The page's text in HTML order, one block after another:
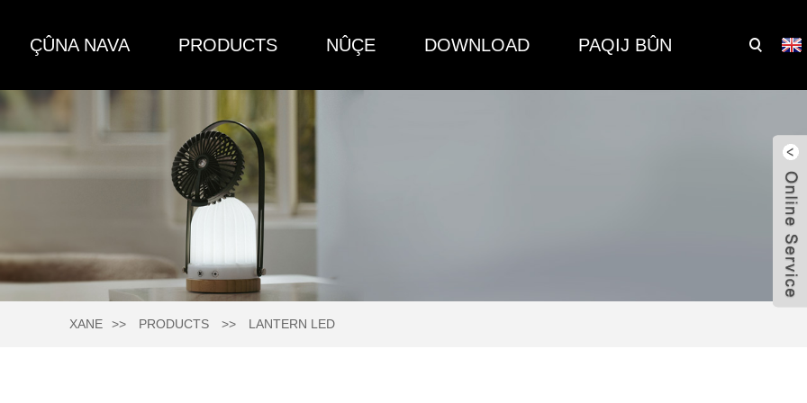
ÇÛNA NAVA PRODUCTS NÛÇE DOWNLOAD PAQIJ BÛN
XANE PRODUCTS LANTERN LED